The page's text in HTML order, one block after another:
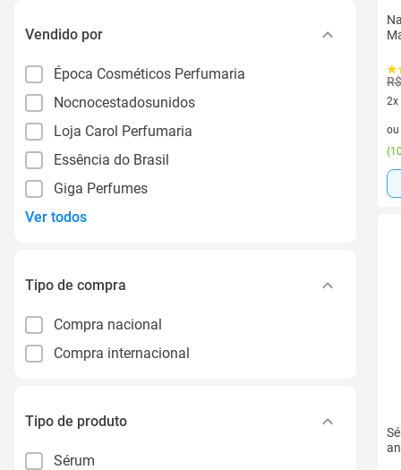
Vendido por
Época Cosméticos Perfumaria
Nocnocestadosunidos
Loja Carol Perfumaria
Essência do Brasil
Giga Perfumes
Ver todos
Tipo de compra
Compra nacional
Compra internacional
Tipo de produto
Sérum
2x
2
ou
(